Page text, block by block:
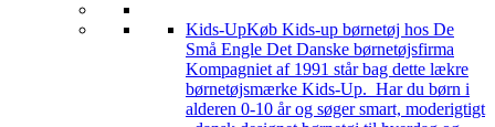
Kids-UpKøb Kids-up børnetøj hos De
Små Engle Det Danske børnetøjsfirma
Kompagniet af 1991 står bag dette lækre
børnetøjsmærke Kids-Up. Har du børn i
alderen 0-10 år og søger smart, moderigtigt